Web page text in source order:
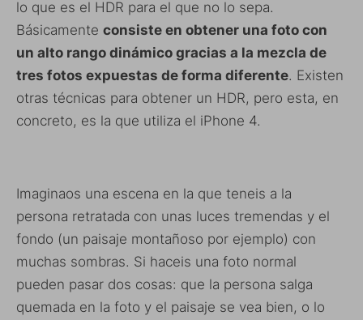
lo que es el HDR para el que no lo sepa.
Básicamente consiste en obtener una foto con
un alto rango dinámico gracias a la mezcla de
tres fotos expuestas de forma diferente. Existen
otras técnicas para obtener un HDR, pero esta, en
concreto, es la que utiliza el iPhone 4.
Imaginaos una escena en la que teneis a la
persona retratada con unas luces tremendas y el
fondo (un paisaje montañoso por ejemplo) con
muchas sombras. Si haceis una foto normal
pueden pasar dos cosas: que la persona salga
quemada en la foto y el paisaje se vea bien, o lo